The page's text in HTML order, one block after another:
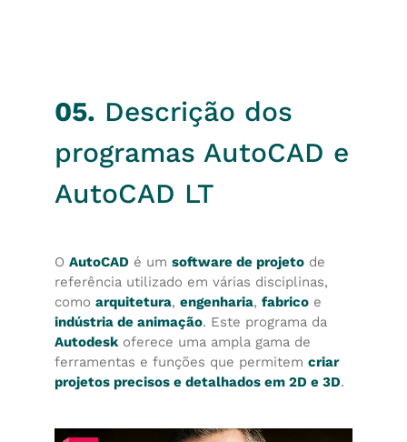
05. Descrição dos
programas AutoCAD e
AutoCAD LT
O AutoCAD é um software de projeto de
referência utilizado em várias disciplinas,
como arquitetura, engenharia, fabrico e
indústria de animação. Este programa da
Autodesk oferece uma ampla gama de
ferramentas e funções que permitem criar
projetos precisos e detalhados em 2D e 3D.